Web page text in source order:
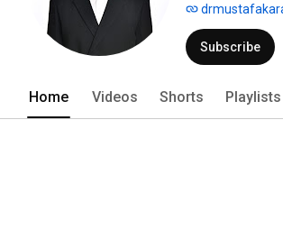
Subscribe
Home Videos Shorts Playlists